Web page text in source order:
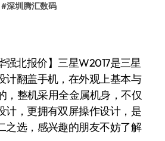
#深圳腾汇数码
强北报价】三星W2017是三星
计翻盖手机，在外观上基本与
，整机采用全金属机身，不仅
计，更拥有双屏操作设计，是
之选，感兴趣的朋友不妨了解